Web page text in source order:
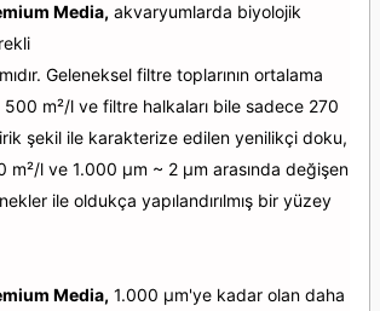
Media, akvaryumlarda biyolojik
Geleneksel filtre toplarının ortalama
500 m²/l ve filtre halkaları bile sadece 270
şekil ile karakterize edilen yenilikçi doku,
m²/l ve 1.000 µm ~ 2 µm arasında değişen
ile oldukça yapılandırılmış bir yüzey
Media, 1.000 µm'ye kadar olan daha